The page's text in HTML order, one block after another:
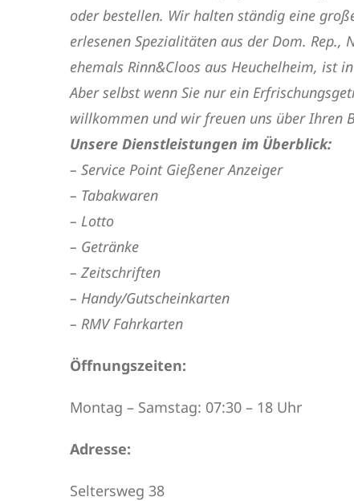
oder bestellen. Wir halten ständig eine
erlesenen Spezialitäten aus der Dom. Rep.,
ehemals Rinn&Cloos aus Heuchelheim, ist
Aber selbst wenn Sie nur ein
willkommen und wir freuen uns über Ihren
Unsere Dienstleistungen im Überblick:
– Service Point Gießener Anzeiger
– Tabakwaren
– Lotto
– Getränke
– Zeitschriften
– Handy/Gutscheinkarten
– RMV Fahrkarten
Öffnungszeiten:
Montag – Samstag: 07:30 – 18 Uhr
Adresse:
Seltersweg 38